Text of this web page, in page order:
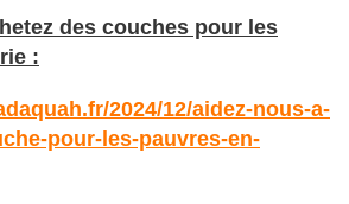
des couches pour les
:
2024/12/aidez-nous-a-
pour-les-pauvres-en-